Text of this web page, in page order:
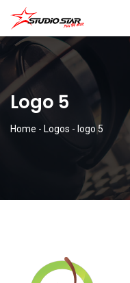
Logo 5
Home - Logos - logo 5